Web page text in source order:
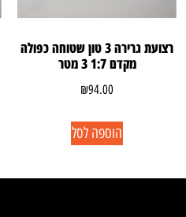
רצועת גרירה 3 טון שטוחה כפולה
מקדם 1:7 3 מטר
₪94.00
הוספה לסל